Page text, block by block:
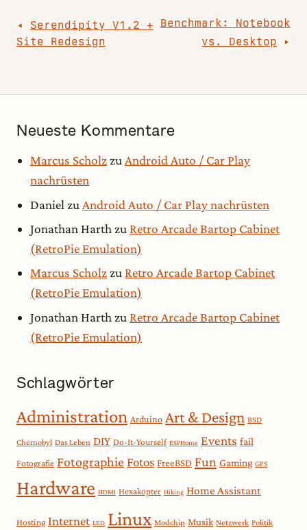
Beitragsnavigation
Serendipity V1.2 +
Site Redesign
Benchmark: Notebook
vs. Desktop
Neueste Kommentare
Marcus ScholzzuAndroid Auto / Car Play
nachrüsten
Daniel zu Android Auto / Car Play nachrüsten
Jonathan Harth zu Retro Arcade Bartop Cabinet
(RetroPie Emulation)
Marcus Scholzzu Retro Arcade Bartop Cabinet
(RetroPie Emulation)
Jonathan Harth zu Retro Arcade Bartop Cabinet
(RetroPie Emulation)
Schlagwörter
Administration Arduino Art & Design BSD
Chernobyl Das Leben DIY Do-It-Yourself ESPHome Events fail
Fotografie Fotographie Fotos FreeBSD Fun Gaming GPS
Hardware HDMI Hexakopter Hiking Home Assistant
Hosting Internet LED Linux Modchip Musik Netzwerk Politik